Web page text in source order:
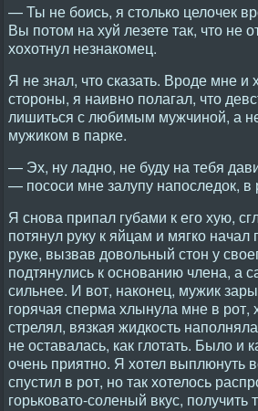
— Ты не боись, я столько целочек
Вы потом на хуй лезете так, что не
хохотнул незнакомец.
Я не знал, что сказать. Вроде мне и
стороны, я наивно полагал, что
лишиться с любимым мужчиной, а
мужиком в парке.
— Эх, ну ладно, не буду на тебя
— пососи мне залупу напоследок, в
Я снова припал губами к его хую,
потянул руку к яйцам и мягко начал
руке, вызвав довольный стон у
подтянулись к основанию члена, а
сильнее. И вот, наконец, мужик
горячая сперма хлынула мне в рот,
стрелял, вязкая жидкость
не оставалась, как глотать. Было и
очень приятно. Я хотел выплюнуть
спустил в рот, но так хотелось
горьковато-соленый вкус, получить